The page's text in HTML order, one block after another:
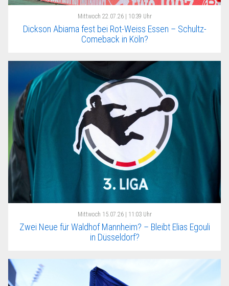
Mittwoch 22.07.26 | 10:39 Uhr
Dickson Abiama fest bei Rot-Weiss Essen – Schultz-
Comeback in Köln?
Mittwoch 15.07.26 | 11:03 Uhr
Zwei Neue für Waldhof Mannheim? – Bleibt Elias Egouli
in Düsseldorf?